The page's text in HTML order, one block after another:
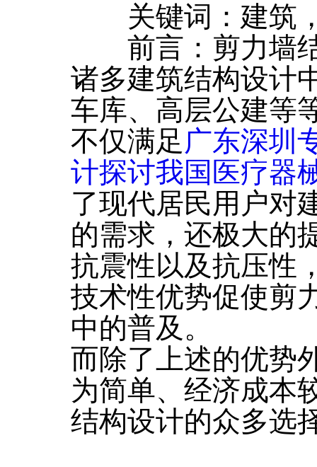
关键词：建筑，
前言：剪力墙结
诸多建筑结构设计
车库、高层公建等
不仅满足 广东深圳
计探讨我国医疗器
了现代居民用户对
的需求，还极大的
抗震性以及抗压性
技术性优势促使剪
中的普及。
而除了上述的优势
为简单、经济成本
结构设计的众多选